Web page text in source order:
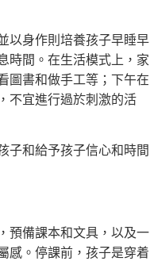
以身作則培養孩子早睡早
時間。在生活模式上，家
圖書和做手工等；下午在
不宜進行過於刺激的活
子和給予孩子信心和時間
預備課本和文具，以及一
感。停課前，孩子是穿着